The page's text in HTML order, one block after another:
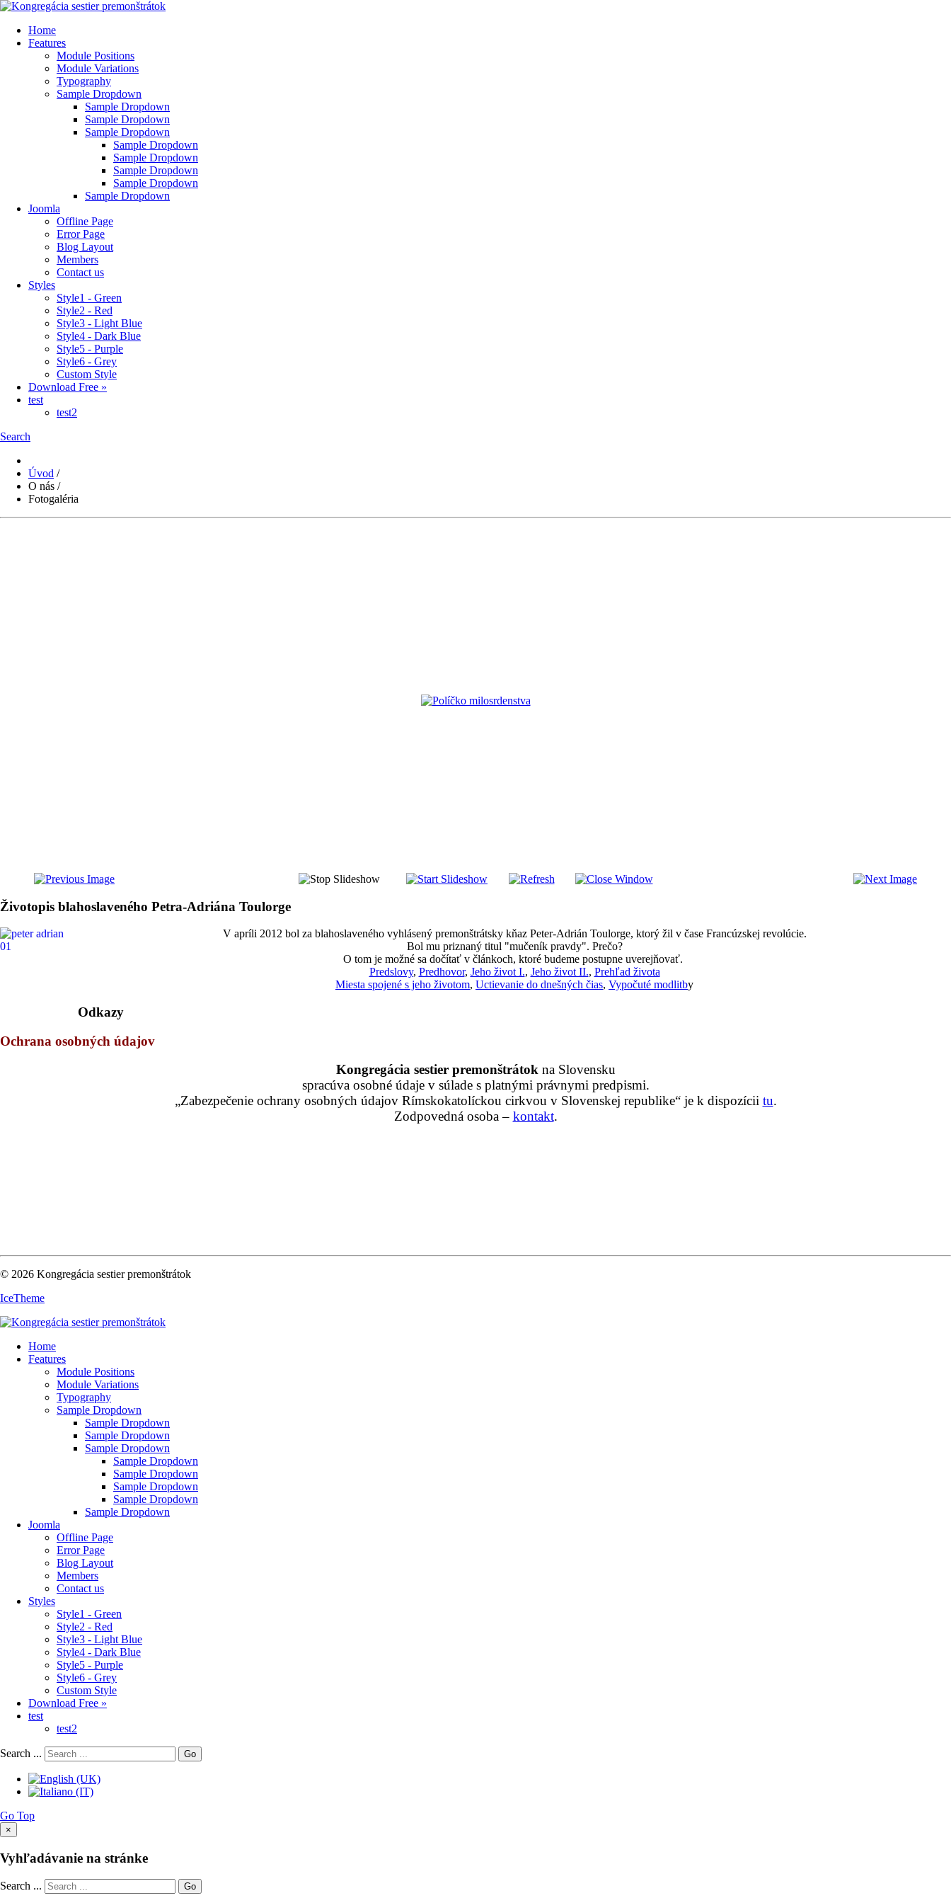
Home
Features
Module Positions
Module Variations
Typography
Sample Dropdown
Sample Dropdown
Sample Dropdown
Sample Dropdown
Sample Dropdown
Sample Dropdown
Sample Dropdown
Sample Dropdown
Sample Dropdown
Joomla
Offline Page
Error Page
Blog Layout
Members
Contact us
Styles
Style1 - Green
Style2 - Red
Style3 - Light Blue
Style4 - Dark Blue
Style5 - Purple
Style6 - Grey
Custom Style
Download Free »
test
test2
Search
Úvod /
O nás /
Fotogaléria
Životopis blahoslaveného Petra-Adriána Toulorge
V apríli 2012 bol za blahoslaveného vyhlásený premonštrátsky kňaz Peter-Adrián Toulorge, ktorý žil v čase Francúzskej revolúcie.
Bol mu priznaný titul "mučeník pravdy". Prečo?
O tom je možné sa dočítať v článkoch, ktoré budeme postupne uverejňovať.
Predslovy, Predhovor, Jeho život I., Jeho život II., Prehľad života
Miesta spojené s jeho životom, Uctievanie do dnešných čias, Vypočuté modlitby
Odkazy
Ochrana osobných údajov
Kongregácia sestier premonštrátok na Slovensku
spracúva osobné údaje v súlade s platnými právnymi predpismi.
„Zabezpečenie ochrany osobných údajov Rímskokatolíckou cirkvou v Slovenskej republike“ je k dispozícii tu.
Zodpovedná osoba – kontakt.
© 2026 Kongregácia sestier premonštrátok
IceTheme
Home
Features
Module Positions
Module Variations
Typography
Sample Dropdown
Sample Dropdown
Sample Dropdown
Sample Dropdown
Sample Dropdown
Sample Dropdown
Sample Dropdown
Sample Dropdown
Sample Dropdown
Joomla
Offline Page
Error Page
Blog Layout
Members
Contact us
Styles
Style1 - Green
Style2 - Red
Style3 - Light Blue
Style4 - Dark Blue
Style5 - Purple
Style6 - Grey
Custom Style
Download Free »
test
test2
Search ... Go
Go Top
×
Vyhľadávanie na stránke
Search ... Go